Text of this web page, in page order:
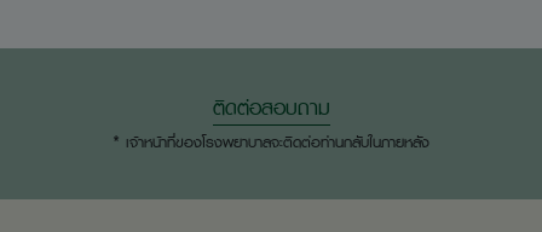
ติดต่อสอบถาม
* เจ้าหน้าที่ของโรงพยาบาลจะติดต่อท่านกลับในภายหลัง